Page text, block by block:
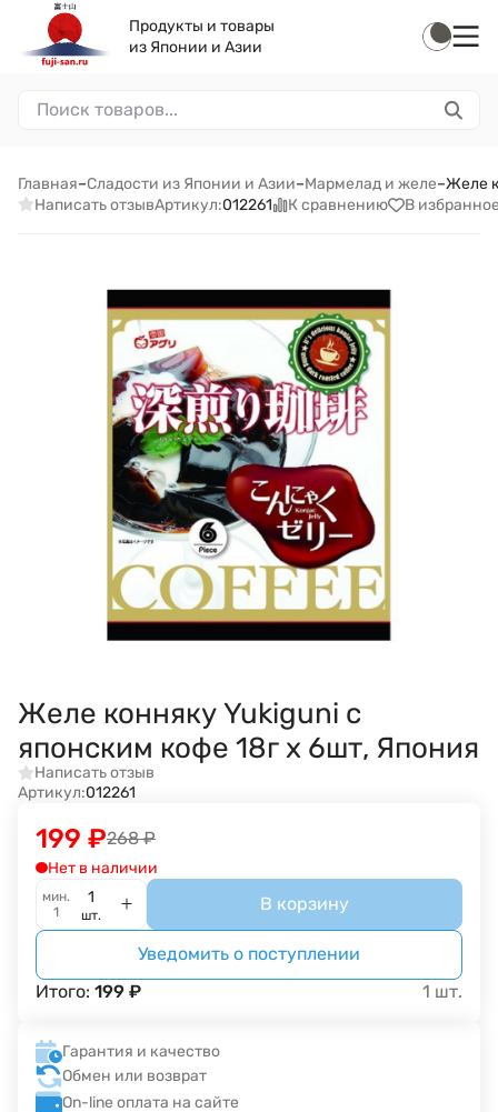
Продукты и товары
из Японии и Азии
Главная–Сладости из Японии и Азии–Мармелад и желе–Желе
Написать отзывАртикул:012261 К сравнению В
Желе конняку Yukiguni с
японским кофе 18г х 6шт, Япония
Написать отзыв
Артикул:012261
268 ₽
199 ₽
Нет в наличии
мин.
1
шт.
В корзину
Уведомить о поступлении
Итого: 199 ₽ 1 шт.
Гарантия и качество
Обмен или возврат
On-line оплата на сайте